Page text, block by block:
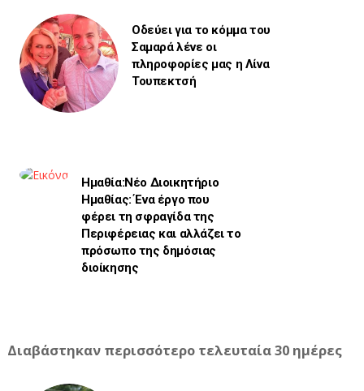
Οδεύει για το κόμμα του
Σαμαρά λένε οι
πληροφορίες μας η Λίνα
Τουπεκτσή
Ημαθία:Νέο Διοικητήριο
Ημαθίας: Ένα έργο που
φέρει τη σφραγίδα της
Περιφέρειας και αλλάζει το
πρόσωπο της δημόσιας
διοίκησης
Διαβάστηκαν περισσότερο τελευταία 30 ημέρες